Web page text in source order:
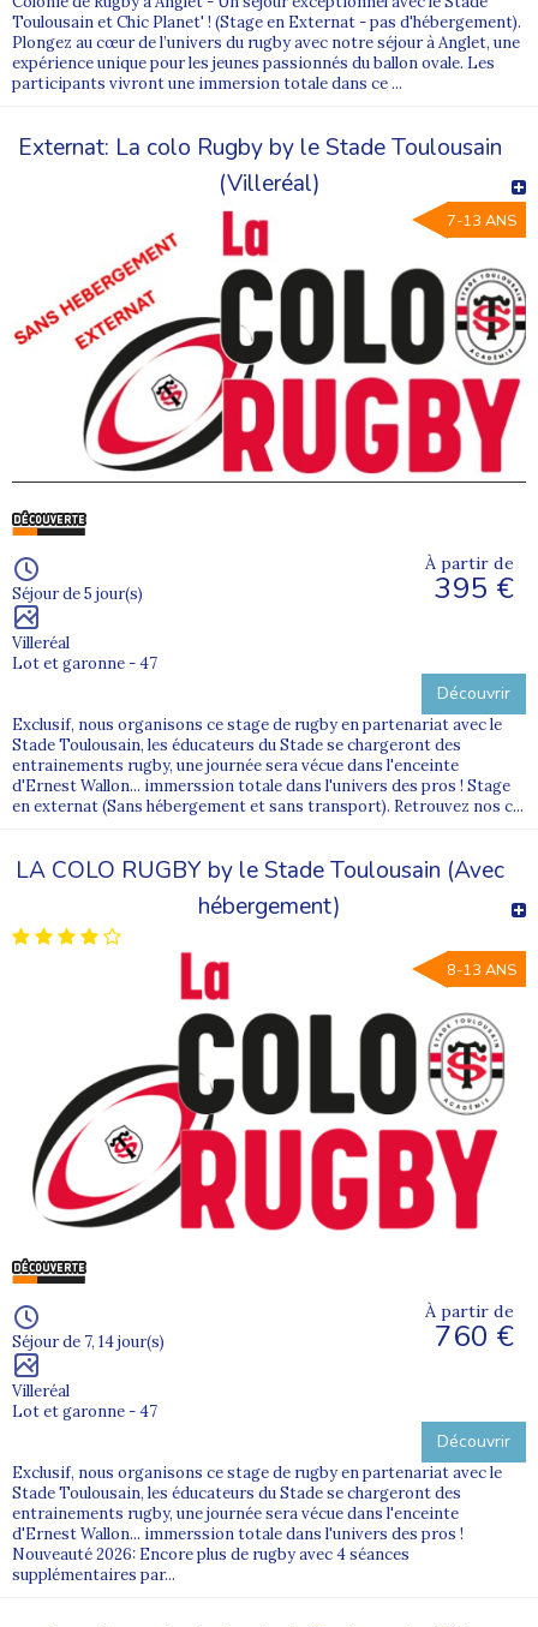
Toulousain et Chic Planet' ! (Stage en Externat - pas d'hébergement).
Plongez au cœur de l’univers du rugby avec notre séjour à Anglet, une
expérience unique pour les jeunes passionnés du ballon ovale. Les
participants vivront une immersion totale dans ce ...
Externat: La colo Rugby by le Stade Toulousain
(Villeréal)
7-13 ANS
Séjour de 5 jour(s)
Villeréal
Lot et garonne - 47
À partir de
395 €
Découvrir
Exclusif, nous organisons ce stage de rugby en partenariat avec le
Stade Toulousain, les éducateurs du Stade se chargeront des
entrainements rugby, une journée sera vécue dans l'enceinte
d'Ernest Wallon... immerssion totale dans l'univers des pros ! Stage
en externat (Sans hébergement et sans transport). Retrouvez nos c...
LA COLO RUGBY by le Stade Toulousain (Avec
hébergement)
8-13 ANS
Séjour de 7, 14 jour(s)
Villeréal
Lot et garonne - 47
À partir de
760 €
Découvrir
Exclusif, nous organisons ce stage de rugby en partenariat avec le
Stade Toulousain, les éducateurs du Stade se chargeront des
entrainements rugby, une journée sera vécue dans l'enceinte
d'Ernest Wallon... immerssion totale dans l'univers des pros !
Nouveauté 2026: Encore plus de rugby avec 4 séances
supplémentaires par...